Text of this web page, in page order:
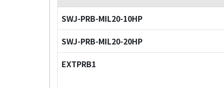
SWJ-PRB-MIL20-10HP
SWJ-PRB-MIL20-20HP
EXTPRB1